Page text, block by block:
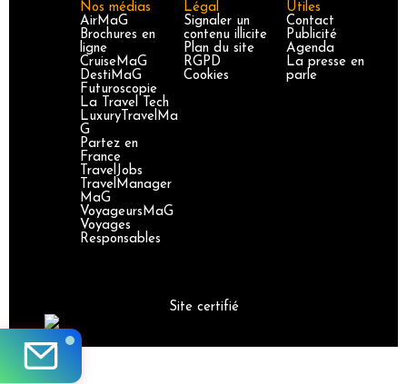
Nos médias
AirMaG
Brochures en
ligne
CruiseMaG
DestiMaG
Futuroscopie
La Travel Tech
LuxuryTravelMa
G
Partez en
France
TravelJobs
TravelManager
MaG
VoyageursMaG
Voyages
Responsables
Légal
Signaler un
contenu illicite
Plan du site
RGPD
Cookies
Utiles
Contact
Publicité
Agenda
La presse en
parle
Site certifié